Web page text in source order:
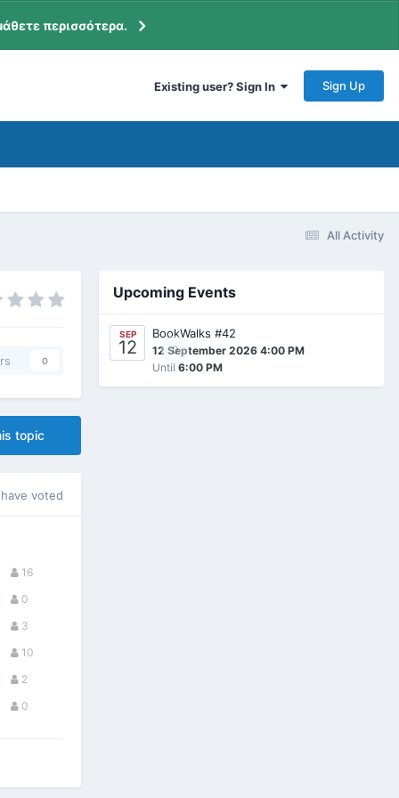
περισσότερα.
Existing user? Sign In Sign Up
All Activity
0
topic
voted
16
0
3
10
2
0
Upcoming Events
SEP
12 0
BookWalks #42
12 September 2026 4:00 PM
Until 6:00 PM